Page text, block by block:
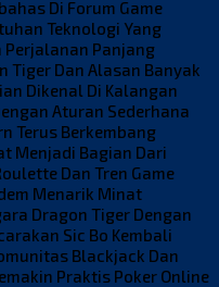
Di Forum Game
Teknologi Yang
Perjalanan Panjang
Tiger Dan Alasan Banyak
Dikenal Di Kalangan
Aturan Sederhana
Terus Berkembang
Menjadi Bagian Dari
Dan Tren Game
Menarik Minat
Dragon Tiger Dengan
Sic Bo Kembali
Blackjack Dan
Praktis Poker Online